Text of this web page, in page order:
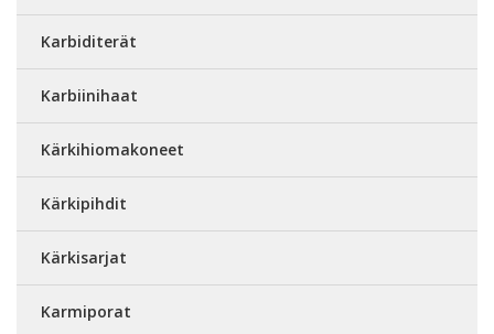
Karbiditerät
Karbiinihaat
Kärkihiomakoneet
Kärkipihdit
Kärkisarjat
Karmiporat